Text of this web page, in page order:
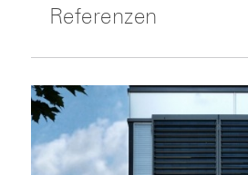
Referenzen